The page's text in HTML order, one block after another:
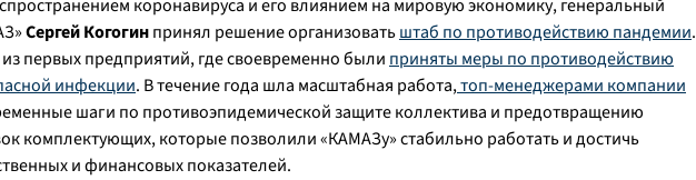
коронавируса и его влиянием на мировую экономику, генеральный
Сергей Когогинпринял решение организоватьштаб по противодействию пандемии.
первых предприятий, где своевременно были приняты меры по противодействию
инфекции. В течение года шла масштабная работа,топ-менеджерами компании
шаги по противоэпидемической защите коллектива и предотвращению
комплектующих, которые позволили «КАМАЗу» стабильно работать и достичь
и финансовых показателей.